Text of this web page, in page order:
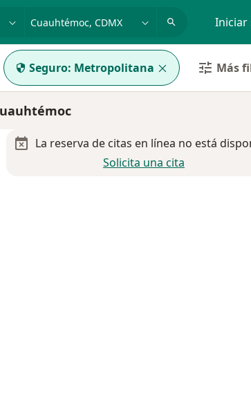
o nombre
p. ej. Guadalajara Iniciar
Seguro: Metropolitana Más
La reserva de citas en línea no está
Solicita una cita